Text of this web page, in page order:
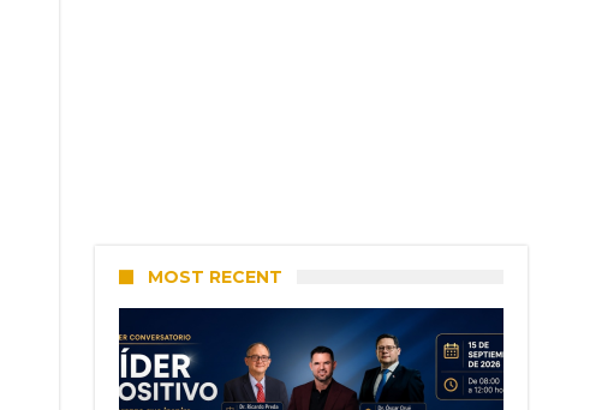
MOST RECENT